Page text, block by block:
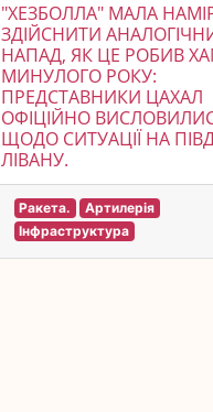
"ХЕЗБОЛЛА" МАЛА
ЗДІЙСНИТИ
НАПАД, ЯК ЦЕ РОБИВ
МИНУЛОГО РОКУ:
ПРЕДСТАВНИКИ ЦАХАЛ
ОФІЦІЙНО
ЩОДО СИТУАЦІЇ НА
ЛІВАНУ.
Ракета.
Артилерія
Інфраструктура